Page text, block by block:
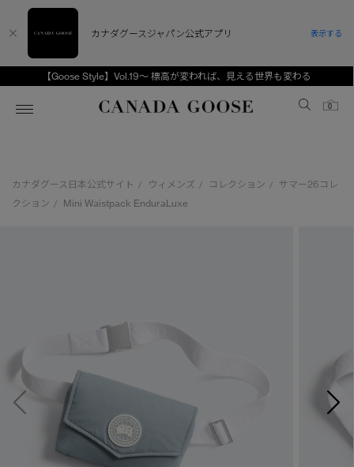
【Goose Style】Vol.19～ 標高が変われば、見える世界も変わる
Canada Goose
0
スノーグース
ウィメンズ TOP
サマー 26 コレクション
サマー 26 コレクションLOOK
スノーグース
メンズ TOP
サマー 26 コレクション
サマー 26 コレクションLOOK
スノーグース
キッズ TOP
コレクション
品の価値を受け継いでいきます。
アーカイブの希少なピースもご覧いただけます。
詳しく見る
下取り申請
カナダグース日本公式サイト / ウィメンズ / コレクション /
サマー26コレ
クション
/ Mini Waistpack EnduraLuxe
カナダグースジャパン公式アプリ 表示する